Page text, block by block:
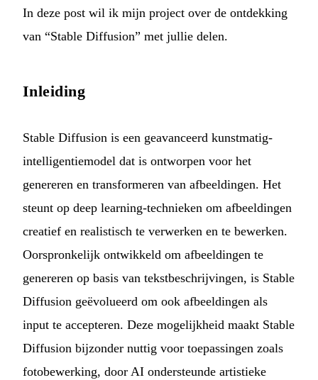
In deze post wil ik mijn project over de ontdekking
van “Stable Diffusion” met jullie delen.
Inleiding
Stable Diffusion is een geavanceerd kunstmatig-
intelligentiemodel dat is ontworpen voor het
genereren en transformeren van afbeeldingen. Het
steunt op deep learning-technieken om afbeeldingen
creatief en realistisch te verwerken en te bewerken.
Oorspronkelijk ontwikkeld om afbeeldingen te
genereren op basis van tekstbeschrijvingen, is Stable
Diffusion geëvolueerd om ook afbeeldingen als
input te accepteren. Deze mogelijkheid maakt Stable
Diffusion bijzonder nuttig voor toepassingen zoals
fotobewerking, door AI ondersteunde artistieke